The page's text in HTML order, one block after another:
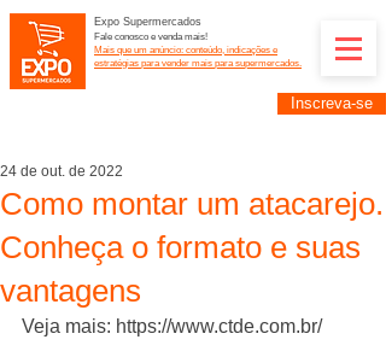
Expo Supermercados
Fale conosco e venda mais!
Mais que um anúncio: conteúdo, indicações e
estratégias para vender mais para supermercados.
Inscreva-se
Como montar um atacarejo.
Conheça o formato e suas
vantagens
24 de out. de 2022
Veja mais: https://www.ctde.com.br/